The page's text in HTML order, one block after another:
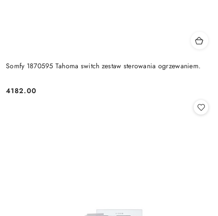
Somfy 1870595 Tahoma switch zestaw sterowania ogrzewaniem.
Cena:
4182.00